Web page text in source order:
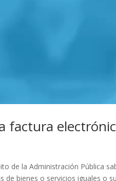
factura
de la Administración Pública
de bienes o servicios iguales o